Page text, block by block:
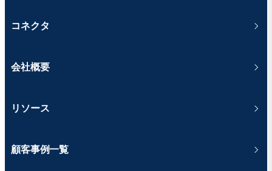
コネクタ
会社概要
リソース
顧客事例一覧